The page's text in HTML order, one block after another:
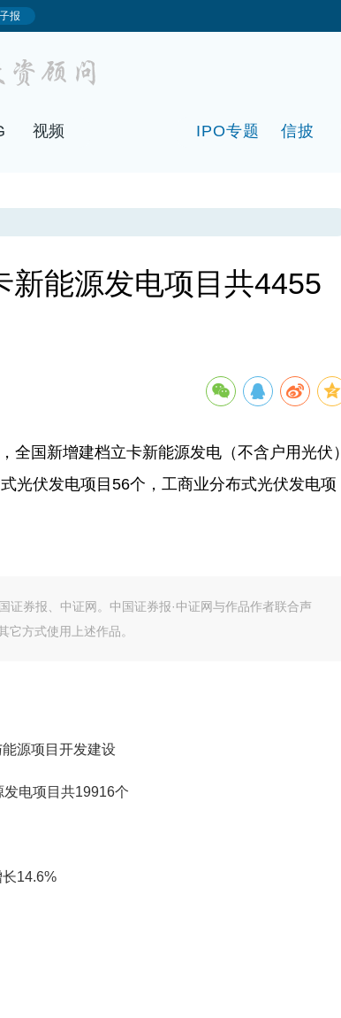
视频 IPO专题 信披
新能源发电项目共4455
国新增建档立卡新能源发电（不含户用光伏）
光伏发电项目56个，工商业分布式光伏发电项
证券报、中证网。中国证券报·中证网与作品作者联合声
方式使用上述作品。
源项目开发建设
电项目共19916个
14.6%